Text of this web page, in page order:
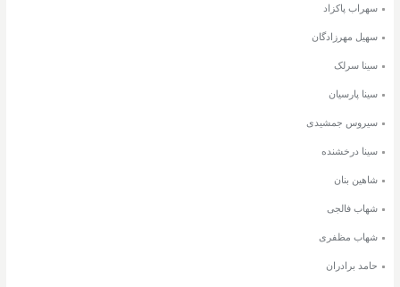
سهراب پاکزاد
سهیل مهرزادگان
سینا سرلک
سینا پارسیان
سیروس جمشیدی
سینا درخشنده
شاهین بنان
شهاب فالجی
شهاب مظفری
حامد برادران